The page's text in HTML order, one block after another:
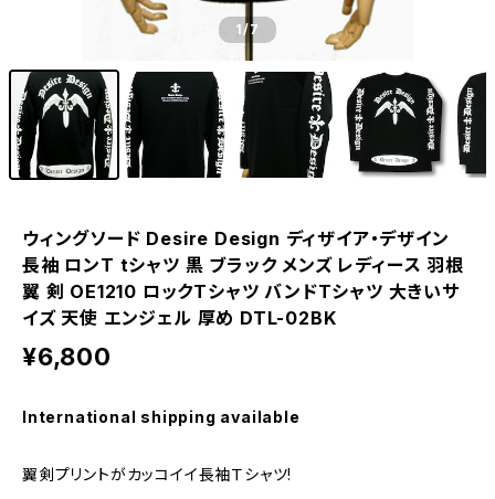
1/7
ウィングソード Desire Design ディザイア・デザイン
長袖 ロンT tシャツ 黒 ブラック メンズ レディース 羽根
翼 剣 OE1210 ロックTシャツ バンドTシャツ 大きいサ
イズ 天使 エンジェル 厚め DTL-02BK
¥6,800
International shipping available
翼剣プリントがカッコイイ長袖Ｔシャツ!